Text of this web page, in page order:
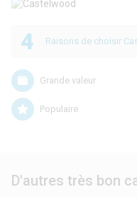
4 Raisons de choisir
Grande valeur
Populaire
D'autres très bon